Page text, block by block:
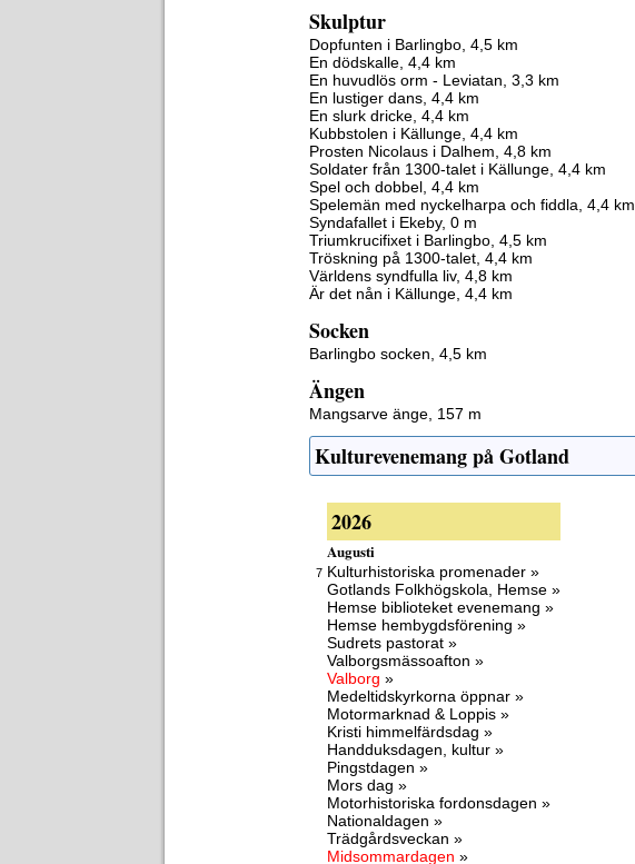
Skulptur
Dopfunten i Barlingbo, 4,5 km
En dödskalle, 4,4 km
En huvudlös orm - Leviatan, 3,3 km
En lustiger dans, 4,4 km
En slurk dricke, 4,4 km
Kubbstolen i Källunge, 4,4 km
Prosten Nicolaus i Dalhem, 4,8 km
Soldater från 1300-talet i Källunge, 4,4 km
Spel och dobbel, 4,4 km
Spelemän med nyckelharpa och fiddla, 4,4 km
Syndafallet i Ekeby, 0 m
Triumkrucifixet i Barlingbo, 4,5 km
Tröskning på 1300-talet, 4,4 km
Världens syndfulla liv, 4,8 km
Är det nån i Källunge, 4,4 km
Socken
Barlingbo socken, 4,5 km
Ängen
Mangsarve änge, 157 m
Kulturevenemang på Gotland
2026
Augusti
7 Kulturhistoriska promenader »
Gotlands Folkhögskola, Hemse »
Hemse biblioteket evenemang »
Hemse hembygdsförening »
Sudrets pastorat »
Valborgsmässoafton »
Valborg »
Medeltidskyrkorna öppnar »
Motormarknad & Loppis »
Kristi himmelfärdsdag »
Handduksdagen, kultur »
Pingstdagen »
Mors dag »
Motorhistoriska fordonsdagen »
Nationaldagen »
Trädgårdsveckan »
Midsommardagen »